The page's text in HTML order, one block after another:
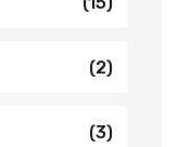
(2)
(3)